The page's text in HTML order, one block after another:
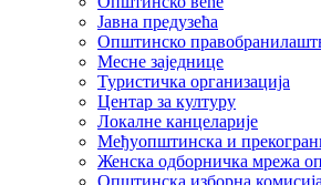
Јавна предузећа
Општинско
Месне заједнице
Туристичка организација
Центaр за културу
Локалне канцеларије
Међуопштинска и
Женска одборничка мрежа
Општинска изборна комисија